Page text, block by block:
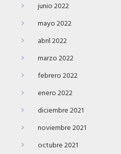
junio 2022
mayo 2022
abril 2022
marzo 2022
febrero 2022
enero 2022
diciembre 2021
noviembre 2021
octubre 2021